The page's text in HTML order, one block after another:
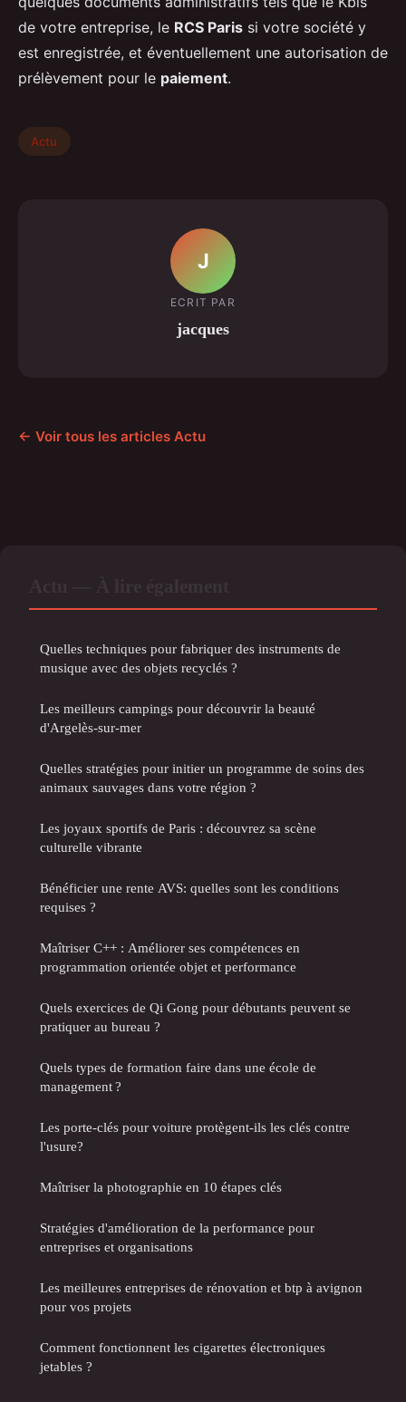
de votre entreprise, le RCS Paris si votre société y
est enregistrée, et éventuellement une autorisation de
prélèvement pour le paiement.
Actu
J
ECRIT PAR
jacques
← Voir tous les articles Actu
Quelles techniques pour fabriquer des instruments de
musique avec des objets recyclés ?
Les meilleurs campings pour découvrir la beauté
d'Argelès-sur-mer
Quelles stratégies pour initier un programme de soins des
animaux sauvages dans votre région ?
Les joyaux sportifs de Paris : découvrez sa scène
culturelle vibrante
Bénéficier une rente AVS: quelles sont les conditions
requises ?
Maîtriser C++ : Améliorer ses compétences en
programmation orientée objet et performance
Quels exercices de Qi Gong pour débutants peuvent se
pratiquer au bureau ?
Quels types de formation faire dans une école de
management ?
Les porte-clés pour voiture protègent-ils les clés contre
l'usure?
Maîtriser la photographie en 10 étapes clés
Stratégies d'amélioration de la performance pour
entreprises et organisations
Les meilleures entreprises de rénovation et btp à avignon
pour vos projets
Comment fonctionnent les cigarettes électroniques
jetables ?